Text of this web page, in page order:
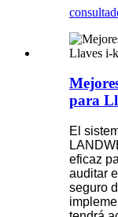
consulta
para
El
eficaz
auditar
seguro